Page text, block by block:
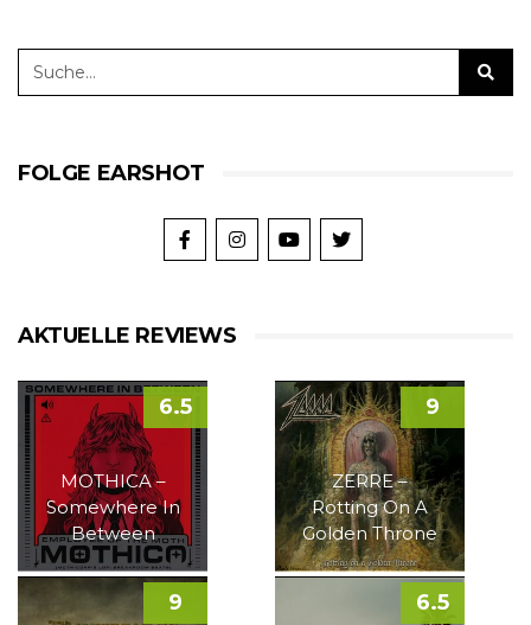
FOLGE EARSHOT
AKTUELLE REVIEWS
MOTHICA –
Somewhere In
Between
6.5
ZERRE –
Rotting On A
Golden Throne
9
9 6.5